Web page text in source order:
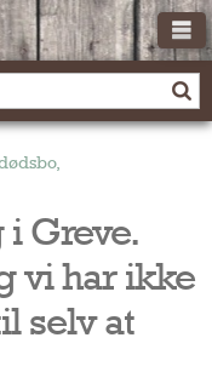
og vi har ikke
Greve.
vi har ikke
selv at